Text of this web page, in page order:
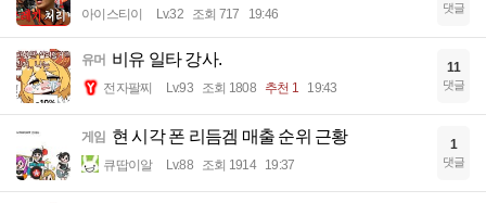
아이스티이 Lv.32 조회 717 19:46 댓글
유머 비유 일타 강사.
전자팔찌 Lv.93 조회 1808 추천 1 19:43
11
댓글
게임 현 시각 폰 리듬겜 매출 순위 근황
큐땁이알 Lv.88 조회 1914 19:37
1
댓글